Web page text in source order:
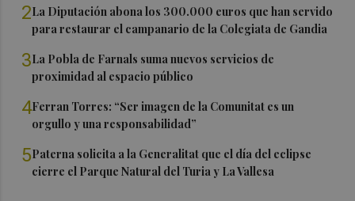
2La Diputación abona los 300.000 euros que han servido
para restaurar el campanario de la Colegiata de Gandia
3La Pobla de Farnals suma nuevos servicios de
proximidad al espacio público
4Ferran Torres: “Ser imagen de la Comunitat es un
orgullo y una responsabilidad”
5Paterna solicita a la Generalitat que el día del eclipse
cierre el Parque Natural del Turia y La Vallesa